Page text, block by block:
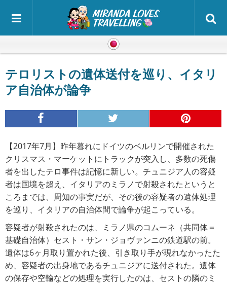
テロリストの遺体送付を巡り、イタリ
ア自治体が論争
【2017年7月】昨年暮れにドイツのベルリンで開催された
クリスマス・マーケットにトラックが突入し、多数の死傷
者を出したテロ事件は記憶に新しい。チュニジア人の容疑
者は国境を超え、イタリアのミラノで射殺されたというと
ころまでは、周知の事実だが、その後の容疑者の遺体処理
を巡り、イタリアの自治体間で論争が起こっている。
容疑者が射殺されたのは、ミラノ県のコムーネ（共同体＝
基礎自治体）セスト・サン・ジョヴァンニの鉄道駅の前。
遺体は6ヶ月取り置かれた後、引き取り手が現れなかったた
め、容疑者の出身地であるチュニジアに送付された。遺体
の保存や空輸などの処理を実行したのは、セストの隣のミ